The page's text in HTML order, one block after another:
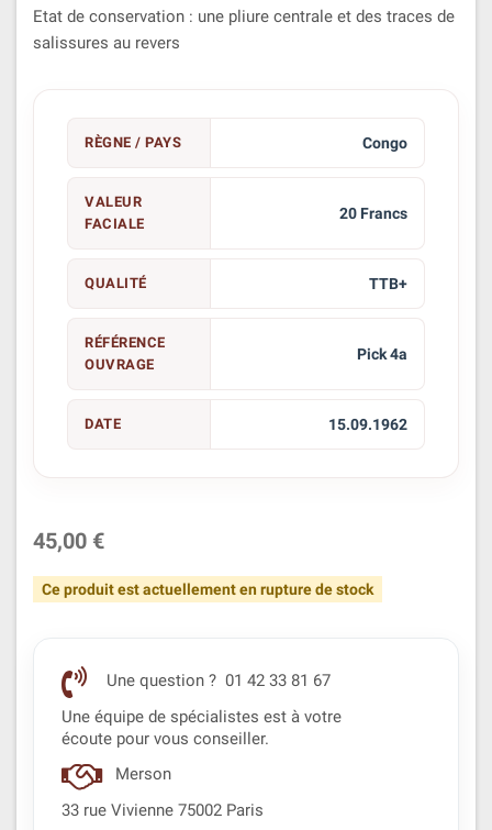
Etat de conservation : une pliure centrale et des traces de
salissures au revers
RÈGNE / PAYS Congo
VALEUR
FACIALE
20 Francs
QUALITÉ TTB+
RÉFÉRENCE
OUVRAGE
Pick 4a
DATE 15.09.1962
45,00 €
Ce produit est actuellement en rupture de stock
Une question ? 01 42 33 81 67
Une équipe de spécialistes est à votre
écoute pour vous conseiller.
Merson
33 rue Vivienne 75002 Paris